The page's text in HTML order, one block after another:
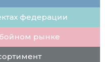
федерации
рынке